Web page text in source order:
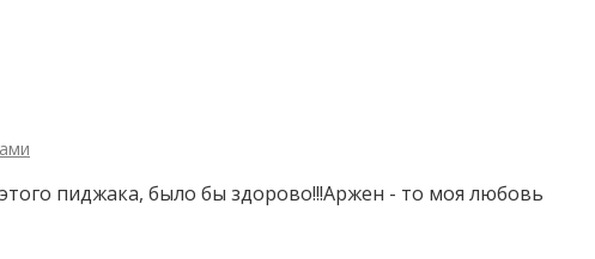
пиджака, было бы здорово!!!Аржен - то моя любовь